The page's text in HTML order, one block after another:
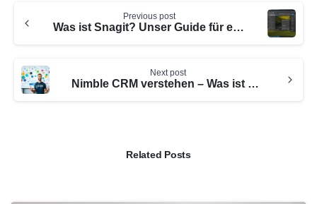
Reading
Previous post
Was ist Snagit? Unser Guide für effiziente Bildschirmaufnahmen.
Next post
Nimble CRM verstehen – Was ist Nimble erklärt
Related Posts